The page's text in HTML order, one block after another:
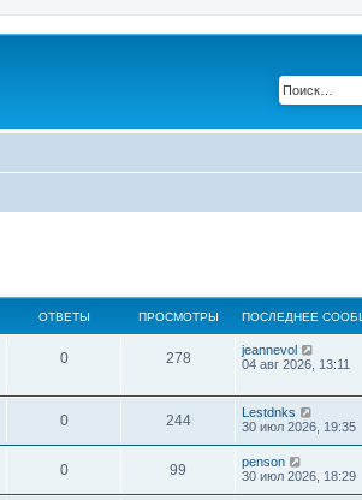
ОТВЕТЫ ПРОСМОТРЫ ПОСЛЕДНЕЕ
0 278
jeannevol
04 авг 2026, 13:11
0 244
Lestdnks
30 июл 2026, 19:35
0 99
penson
30 июл 2026, 18:29